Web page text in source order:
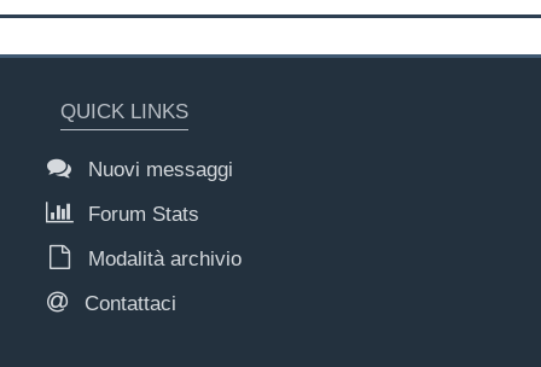
QUICK LINKS
Nuovi messaggi
Forum Stats
Modalità archivio
Contattaci